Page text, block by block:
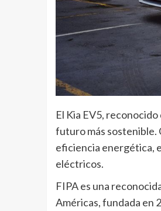
El Kia EV5,
futuro más sostenible.
eficiencia energética,
eléctricos.
FIPA es una
Américas, fundada en